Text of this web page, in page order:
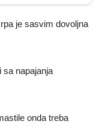
je sasvim dovoljna
sa napajanja
onda treba